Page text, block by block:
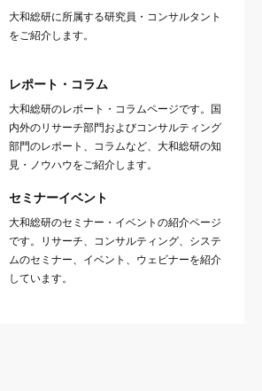
大和総研に所属する研究員・コンサルタント
をご紹介します。
レポート・コラム
大和総研のレポート・コラムページです。国
内外のリサーチ部門およびコンサルティング
部門のレポート、コラムなど、大和総研の知
見・ノウハウをご紹介します。
セミナーイベント
大和総研のセミナー・イベントの紹介ページ
です。リサーチ、コンサルティング、システ
ムのセミナー、イベント、ウェビナーを紹介
しています。